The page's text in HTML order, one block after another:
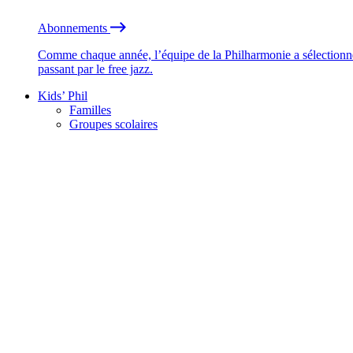
Abonnements
Comme chaque année, l’équipe de la Philharmonie a
passant par le free jazz.
Kids’ Phil
Familles
Groupes scolaires